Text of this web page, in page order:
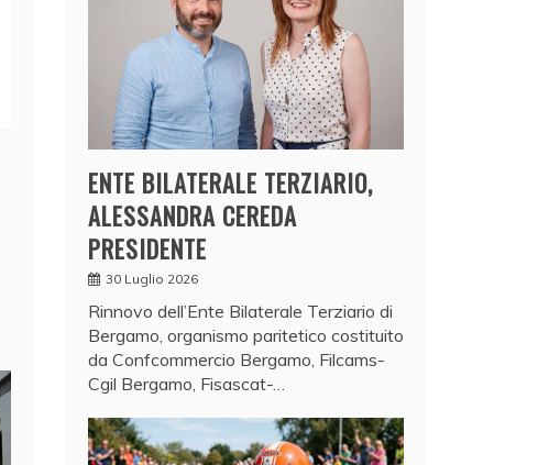
ENTE BILATERALE TERZIARIO,
ALESSANDRA CEREDA
PRESIDENTE
30 Luglio 2026
Rinnovo dell’Ente Bilaterale Terziario di
Bergamo, organismo paritetico costituito
da Confcommercio Bergamo, Filcams-
Cgil Bergamo, Fisascat-…